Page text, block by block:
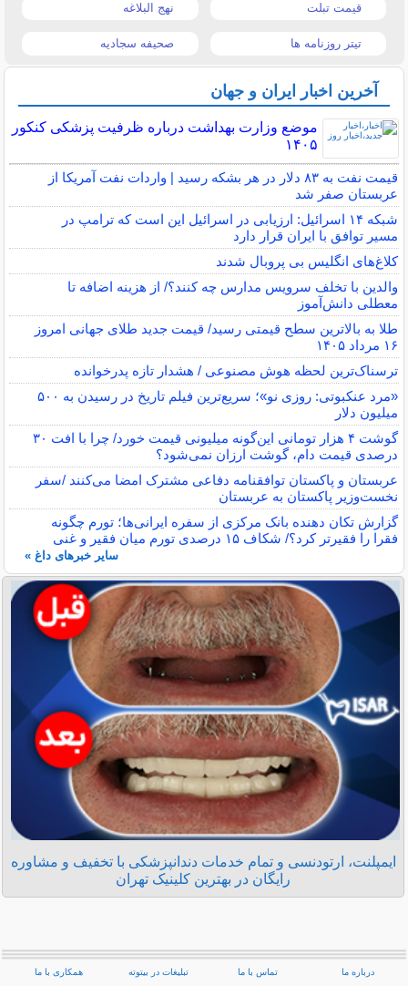
قیمت تبلت نهج البلاغه
تیتر روزنامه ها صحیفه سجادیه
آخرین اخبار ایران و جهان
موضع وزارت بهداشت درباره ظرفیت پزشکی کنکور
۱۴۰۵
قیمت نفت به ۸۳ دلار در هر بشکه رسید | واردات نفت آمریکا از
عربستان صفر شد
شبکه ۱۴ اسرائیل: ارزیابی در اسرائیل این است که ترامپ در
مسیر توافق با ایران قرار دارد
کلاغ‌های انگلیس بی پروبال شدند
والدین با تخلف سرویس مدارس چه کنند؟/ از هزینه اضافه تا
معطلی دانش‌آموز
طلا به بالاترین سطح قیمتی رسید/ قیمت جدید طلای جهانی امروز
۱۶ مرداد ۱۴۰۵
ترسناک‌ترین لحظه هوش مصنوعی / هشدار تازه پدرخوانده
«مرد عنکبوتی: روزی نو»؛ سریع‌ترین فیلم تاریخ در رسیدن به ۵۰۰
میلیون دلار
گوشت ۴ هزار تومانی این‌گونه میلیونی قیمت خورد/ چرا با افت ۳۰
درصدی قیمت دام، گوشت ارزان نمی‌شود؟
عربستان و پاکستان توافقنامه دفاعی مشترک امضا می‌کنند /سفر
نخست‌وزیر پاکستان به عربستان
گزارش تکان‌ دهنده بانک مرکزی از سفره ایرانی‌ها؛ تورم چگونه
فقرا را فقیرتر کرد؟/ شکاف ۱۵ درصدی تورم میان فقیر و غنی
سایر خبرهای داغ »
ایمپلنت، ارتودنسی و تمام خدمات دندانپزشکی با تخفیف و مشاوره
رایگان در بهترین کلینیک تهران
درباره ما تماس با ما تبلیغات در بیتوته همکاری با ما